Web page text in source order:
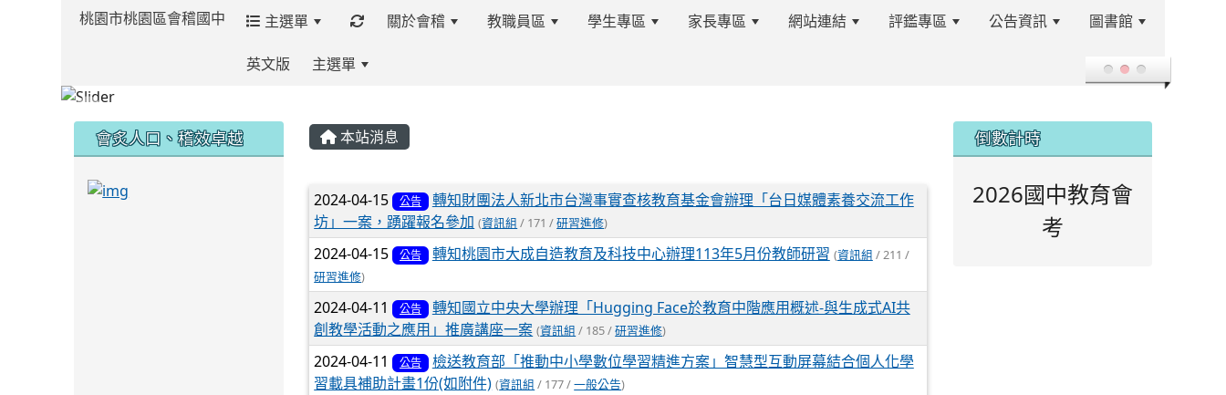
桃園市桃園區會稽國中 主選單 關於會稽 教職員區 學生專區 家長專區 網站連結 評鑑專區 公告資訊 圖書館
英文版 主選單 登入
本站消息
文章列表
2024-04-15 公告
轉知財團法人新北市台灣事實查核教育基金會辦理「台日媒體素養交流工作
坊」一案，踴躍報名參加 (資訊組 / 171 /研習進修)
2024-04-15 公告 轉知桃園市大成自造教育及科技中心辦理113年5月份教師研習 (資訊組 / 211 /
研習進修)
2024-04-11 公告
轉知國立中央大學辦理「Hugging Face於教育中階應用概述-與生成式AI共
創教學活動之應用」推廣講座一案 (資訊組 / 185 /研習進修)
2024-04-11 公告
檢送教育部「推動中小學數位學習精進方案」智慧型互動屏幕結合個人化學
習載具補助計畫1份(如附件) (資訊組 / 177 /一般公告)
會炙人口、稽效卓越
link to https://sites.google.com/kjjhs.tyc.edu.tw/kjjhsnews/%E9%A6%96%E9%A0%81
link to https://sites.google.com/kjjhs.tyc.edu.tw/kjjhsnews/%E9%A6%96%E9%A0%81
倒數計時
2026國中教育會
考